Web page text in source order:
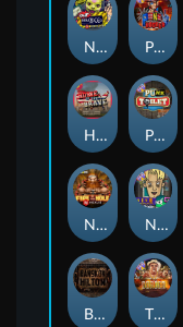
Nexus Fire In The Hole xBomb
Home of the Brave
Punk Rocker 2
Bangkok Hilton
Nexus Outsourced
Nine To Five
Punk Toilet
The Border